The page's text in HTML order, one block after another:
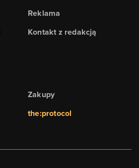
Reklama
Kontakt z redakcją
Zakupy
the:protocol